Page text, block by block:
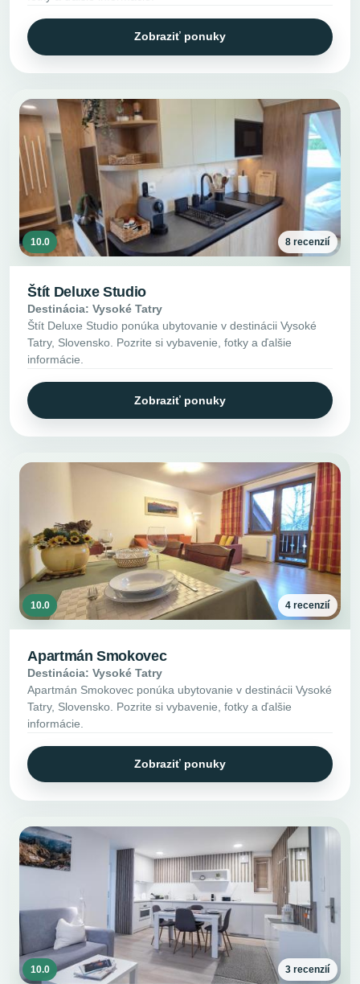
Zobraziť ponuky
10.0 8 recenzií
Štít Deluxe Studio
Destinácia: Vysoké Tatry
Štít Deluxe Studio ponúka ubytovanie v destinácii Vysoké
Tatry, Slovensko. Pozrite si vybavenie, fotky a ďalšie
informácie.
Zobraziť ponuky
10.0 4 recenzií
Apartmán Smokovec
Destinácia: Vysoké Tatry
Apartmán Smokovec ponúka ubytovanie v destinácii Vysoké
Tatry, Slovensko. Pozrite si vybavenie, fotky a ďalšie
informácie.
Zobraziť ponuky
10.0 3 recenzií